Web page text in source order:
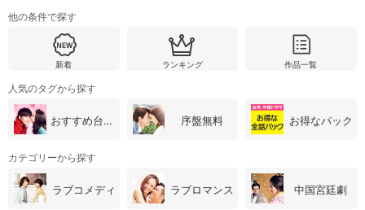
他の条件で探す
新着 ランキング 作品一覧
人気のタグから探す
おすすめ台湾・中国ドラマ 序盤無料 お得なパック
カテゴリーから探す
ラブコメディ ラブロマンス 中国宮廷劇